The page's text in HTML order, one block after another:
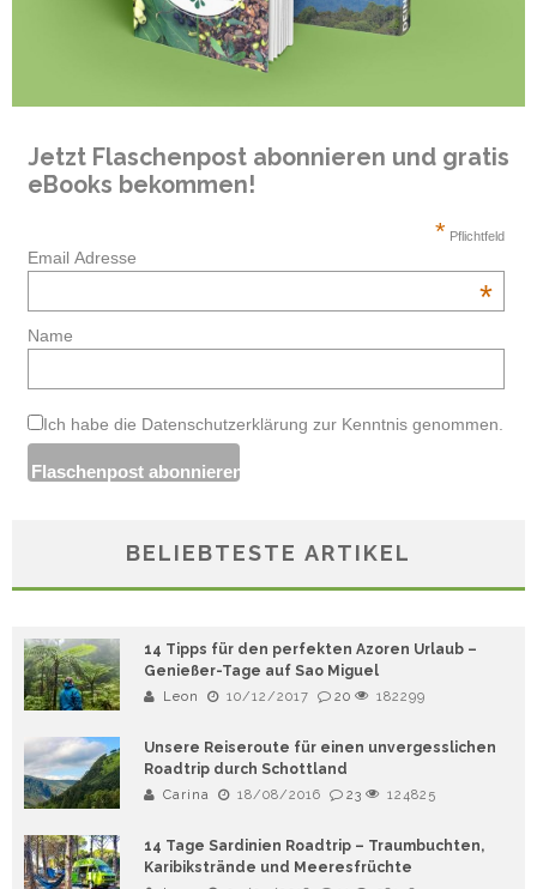
Jetzt Flaschenpost abonnieren und gratis
eBooks bekommen!
* Pflichtfeld
Email Adresse
*
Name
Ich habe die Datenschutzerklärung zur Kenntnis genommen.
BELIEBTESTE ARTIKEL
14 Tipps für den perfekten Azoren Urlaub –
Genießer-Tage auf Sao Miguel
Leon 10/12/2017 20 182299
Unsere Reiseroute für einen unvergesslichen
Roadtrip durch Schottland
Carina 18/08/2016 23 124825
14 Tage Sardinien Roadtrip – Traumbuchten,
Karibikstrände und Meeresfrüchte